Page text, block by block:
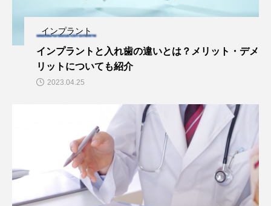
インプラント
インプラントと入れ歯の違いとは？メリット・デメ
リットについても紹介
2023.04.25